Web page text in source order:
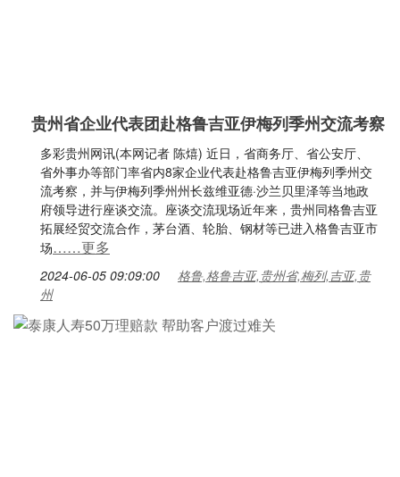
贵州省企业代表团赴格鲁吉亚伊梅列季州交流考察
多彩贵州网讯(本网记者 陈熺) 近日，省商务厅、省公安厅、
省外事办等部门率省内8家企业代表赴格鲁吉亚伊梅列季州交
流考察，并与伊梅列季州州长兹维亚德·沙兰贝里泽等当地政
府领导进行座谈交流。座谈交流现场近年来，贵州同格鲁吉亚
拓展经贸交流合作，茅台酒、轮胎、钢材等已进入格鲁吉亚市
场……更多
2024-06-05 09:09:00
格鲁,格鲁吉亚,贵州省,梅列,吉亚,贵
州